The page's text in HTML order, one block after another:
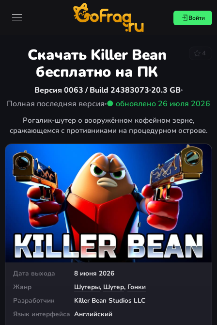
Войти
Скачать Killer Bean
бесплатно на ПК
4
Версия 0063 / Build 24383073 20.3 GB
Полная последняя версия ● обновлено 26 июля 2026
Рогалик-шутер о вооружённом кофейном зерне,
сражающемся с противниками на процедурном острове.
Дата выхода
8 июня 2026
Жанр
Шутеры, Шутер, Гонки
Разработчик
Killer Bean Studios LLC
Язык интерфейса Английский